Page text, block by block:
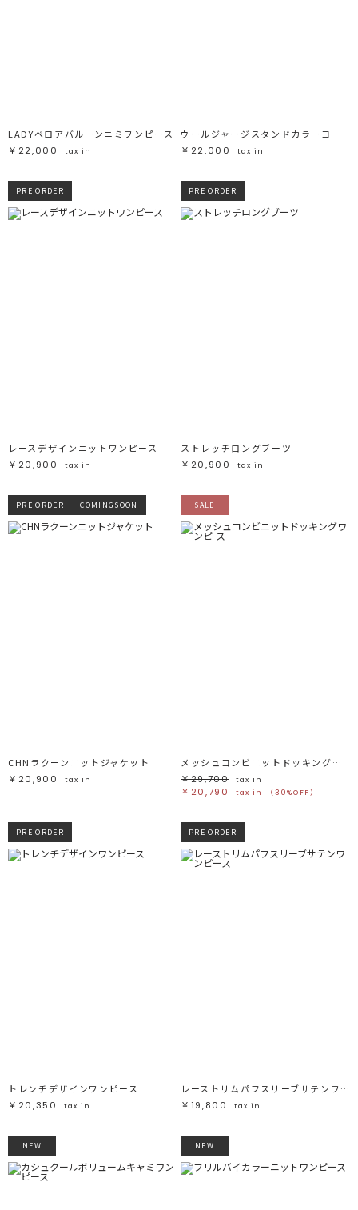
LADYベロアバルーンニミワンピース
￥22,000
tax in
ウールジャージスタンドカラーコート
￥22,000
tax in
PRE ORDER
レースデザインニットワンピース
￥20,900
tax in
PRE ORDER
ストレッチロングブーツ
￥20,900
tax in
PRE ORDER COMINGSOON
CHNラクーンニットジャケット
￥20,900
tax in
SALE
メッシュコンビニットドッキングワンピ-ス
￥29,700
tax in
￥20,790 tax in （30%OFF）
PRE ORDER
トレンチデザインワンピース
￥20,350
tax in
PRE ORDER
レーストリムパフスリーブサテンワンピース
￥19,800
tax in
NEW NEW